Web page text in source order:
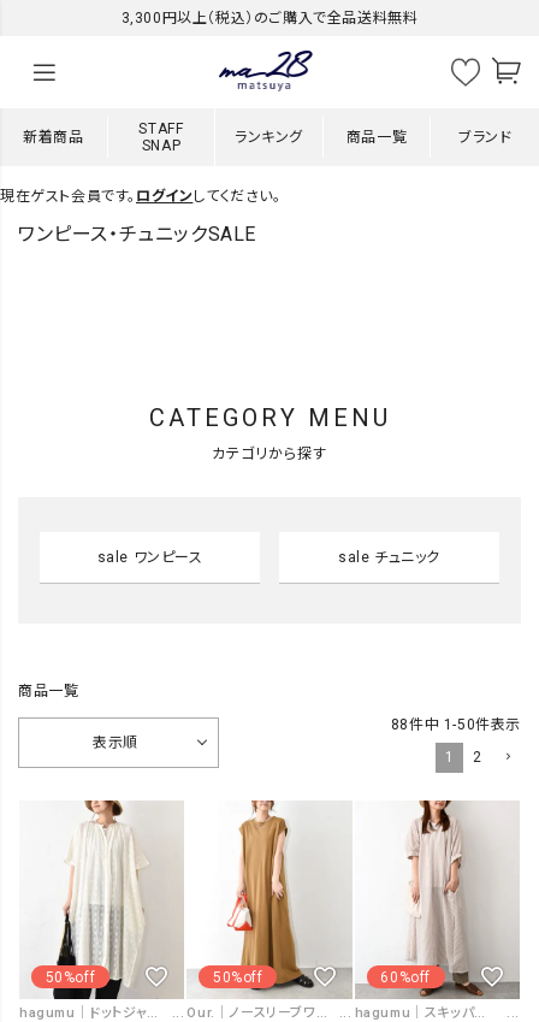
3,300円以上（税込）のご購入で全品送料無料
新着商品
STAFF
SNAP
ランキング 商品一覧 ブランド
現在ゲスト会員です。 ログインしてください。
ワンピース・チュニックSALE
CATEGORY MENU
カテゴリから探す
sale ワンピース sale チュニック
商品一覧
表示順
88件中 1-50件表示
1
2
50%off 50%off 60%off
hagumu｜スキッパーワンピース [[C-783]][C]